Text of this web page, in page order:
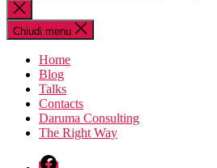
Chiudi
la
ricerca
Chiudi menu
Home
Blog
Talks
Contacts
Daruma Consulting
The Right Way
fb